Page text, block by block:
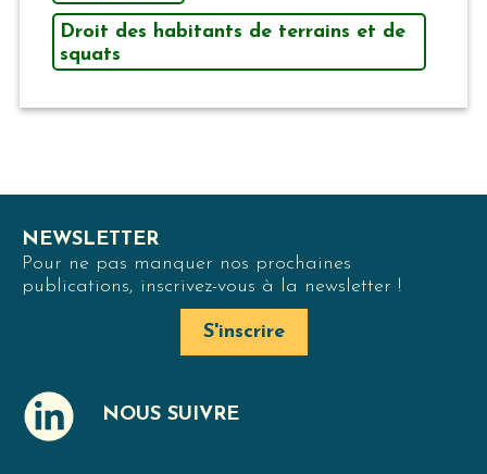
Droit des habitants de terrains et de
squats
NEWSLETTER
Pour ne pas manquer nos prochaines
publications, inscrivez-vous à la newsletter !
S'inscrire
NOUS SUIVRE